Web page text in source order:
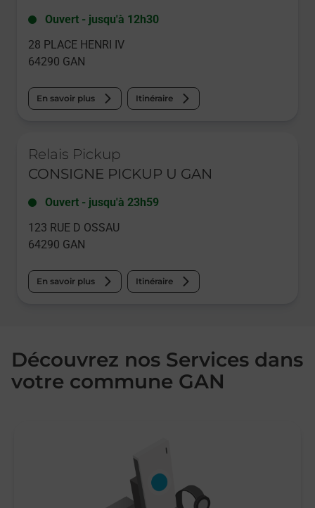
Ouvert - jusqu'à 12h30
28 PLACE HENRI IV
64290 GAN
En savoir plus Itinéraire
Relais Pickup
CONSIGNE PICKUP U GAN
Ouvert - jusqu'à 23h59
123 RUE D OSSAU
64290 GAN
En savoir plus Itinéraire
Découvrez nos Services dans
votre commune GAN